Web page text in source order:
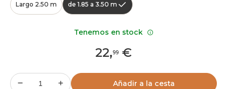
Largo 2.50 m de 1.85 a 3.50 m
22,99 €
Añadir a la cesta